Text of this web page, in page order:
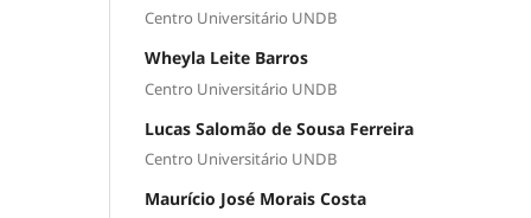
Centro Universitário UNDB
Wheyla Leite Barros
Centro Universitário UNDB
Lucas Salomão de Sousa Ferreira
Centro Universitário UNDB
Maurício José Morais Costa